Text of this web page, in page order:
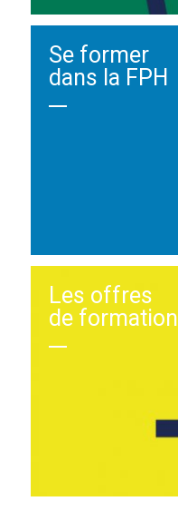
Se former
dans la FPH
Les offres
de formation